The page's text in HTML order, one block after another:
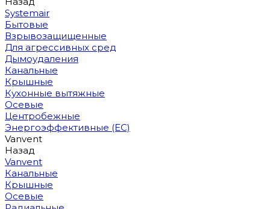
Systemair
Бытовые
Взрывозащищенные
Для агрессивных сред
Дымоудаления
Канальные
Крышные
Кухонные вытяжные
Осевые
Центробежные
Энергоэффективные (EC)
Vanvent
Назад
Vanvent
Канальные
Крышные
Осевые